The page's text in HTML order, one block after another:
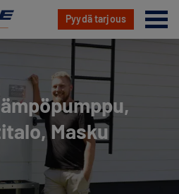
Pyydä tarjous
Masku